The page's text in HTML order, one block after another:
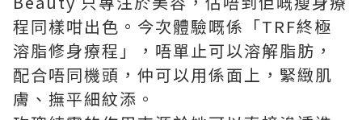
程同樣咁出色。今次體驗嘅係「TRF終極
溶脂修身療程」，唔單止可以溶解脂肪，
配合唔同機頭，仲可以用係面上，緊緻肌
膚、撫平細紋添。